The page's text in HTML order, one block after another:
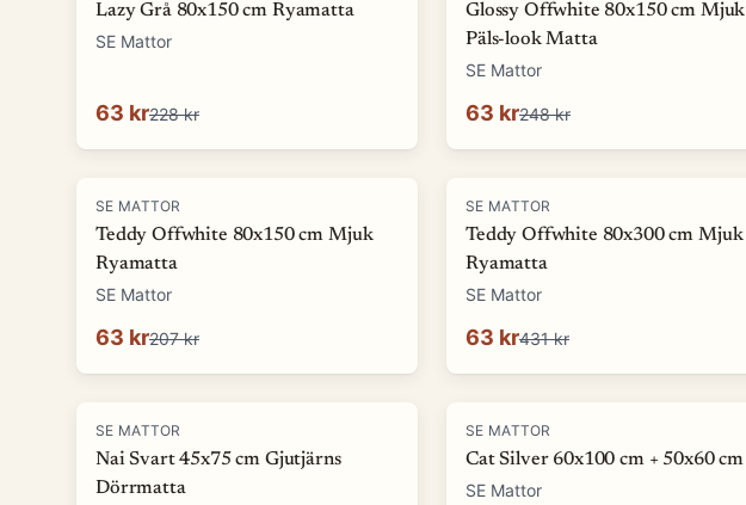
Lazy Grå 80x150 cm Ryamatta
SE Mattor
63 kr228 kr
Glossy Offwhite 80x150 cm Mjuk
Päls-look Matta
SE Mattor
63 kr248 kr
-69%
SE MATTOR
Teddy Offwhite 80x150 cm Mjuk
Ryamatta
SE Mattor
63 kr207 kr
-85%
SE MATTOR
Teddy Offwhite 80x300 cm Mjuk
Ryamatta
SE Mattor
63 kr431 kr
-8%
SE MATTOR
Nai Svart 45x75 cm Gjutjärns
Dörrmatta
-67%
SE MATTOR
Cat Silver 60x100 cm + 50x60 cm
SE Mattor